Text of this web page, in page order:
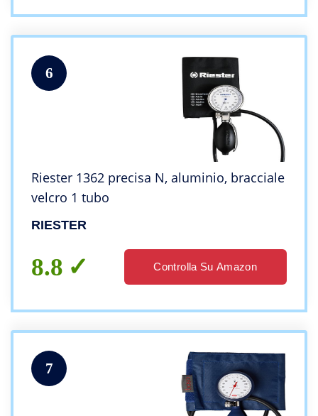
6
Riester 1362 precisa N, aluminio, bracciale
velcro 1 tubo
RIESTER
8.8 Controlla Su Amazon
7